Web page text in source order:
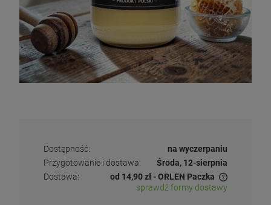
Dostępność:
na wyczerpaniu
Przygotowanie i dostawa:
Środa, 12-sierpnia
Dostawa:
od 14,90 zł- ORLEN Paczka
sprawdź formy dostawy